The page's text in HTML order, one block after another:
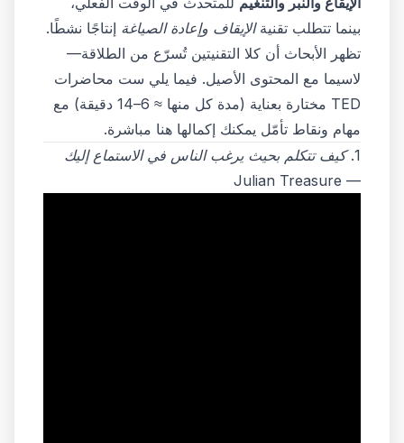
بينما تتطلب تقنيةالإيقاف وإعادة الصياغة إنتاجًا نشطًا.
تظهر الأبحاث أن كلا التقنيتين تُسرّع من الطلاقة—
لاسيما مع المحتوى الأصيل. فيما يلي ست محاضرات
TED مختارة بعناية (مدة كل منها ≈ 6–14 دقيقة) مع
مهام ونقاط تأمّل يمكنك إكمالها هنا مباشرة.
1. كيف تتكلم بحيث يرغب الناس في الاستماع إليك
— Julian Treasure